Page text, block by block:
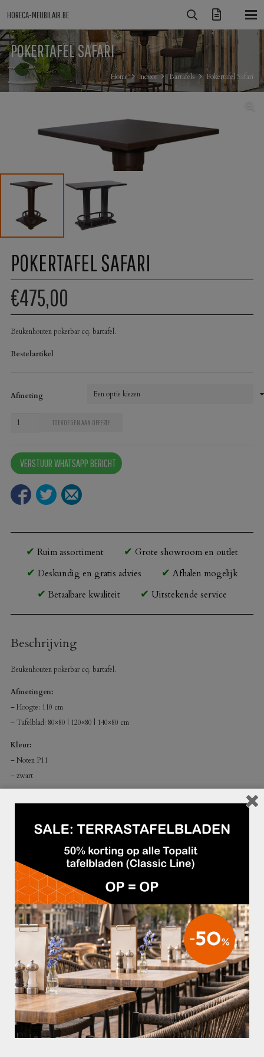
HORECA-MEUBILAIR.BE
POKERTAFEL SAFARI
Home Indoor Bartafels Pokertafel Safari
POKERTAFEL SAFARI
€475,00
Beukenhouten pokerbar cq. bartafel.
Bestelartikel
Afmeting
Pokertafel
aantal
TOEVOEGEN AAN OFFERTE
VERSTUUR WHATSAPP BERICHT
Ruim assortiment
Grote showroom en outlet
Deskundig en gratis advies
Afhalen mogelijk
Betaalbare kwaliteit
Uitstekende service
Beschrijving
Beukenhouten pokerbar cq. bartafel.
Afmetingen:
– Hoogte: 110 cm
– Tafelblad: 80×80 | 120×80 | 140×80 cm
Kleur:
– Noten P11
– zwart
STOEL RICHMOND MICROFIBER
LEGERGROEN
€99,95 BARKRUK 204PL MET PRINT €99,95